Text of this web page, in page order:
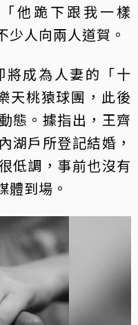
他跪下跟我一樣
少人向兩人道賀。
將成為人妻的「十
天桃猿球團，此後
態。據指出，王齊
湖戶所登記結婚，
低調，事前也沒有
體到場。